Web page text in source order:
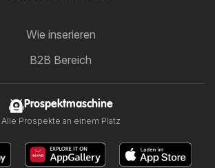
Wie inserieren
B2B Bereich
Prospektmaschine
Alle Prospekte an einem Platz